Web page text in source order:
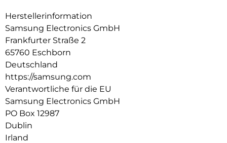
Herstellerinformation
Samsung Electronics GmbH
Frankfurter Straße 2
65760 Eschborn
Deutschland
https://samsung.com
Verantwortliche für die EU
Samsung Electronics GmbH
PO Box 12987
Dublin
Irland